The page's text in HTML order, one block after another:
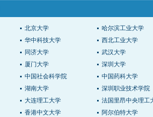
北京大学
哈尔滨工业大学
华中科技大学
西北工业大学
同济大学
武汉大学
厦门大学
深圳大学
中国社会科学院
中国药科大学
湖南大学
深圳职业技术学院
大连理工大学
法国里昂中央理工
香港中文大学
阿尔伯特大学